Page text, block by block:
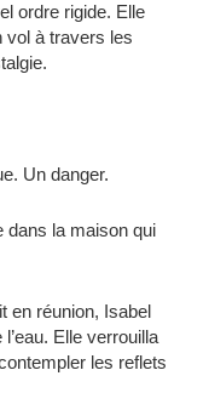
ordre rigide. Elle
vol à travers les
Un danger.
dans la maison qui
en réunion, Isabel
Elle verrouilla
les reflets